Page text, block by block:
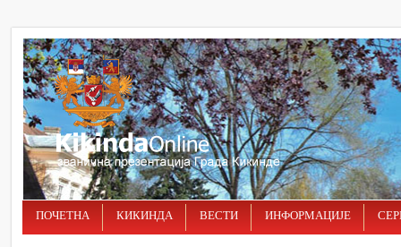
ПОЧЕТНА КИКИНДА ВЕСТИ ИНФОРМАЦИЈЕ